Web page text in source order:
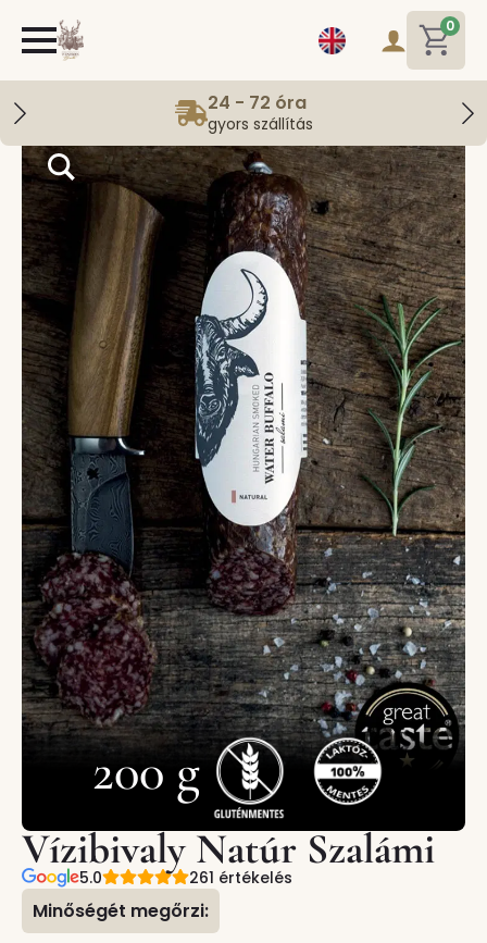
0
24 - 72 óra
gyors szállítás
200 g
Vízibivaly Natúr Szalámi
5.0 261 értékelés
Minőségét megőrzi: